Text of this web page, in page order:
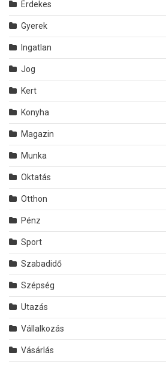
Érdekes
Gyerek
Ingatlan
Jog
Kert
Konyha
Magazin
Munka
Oktatás
Otthon
Pénz
Sport
Szabadidő
Szépség
Utazás
Vállalkozás
Vásárlás